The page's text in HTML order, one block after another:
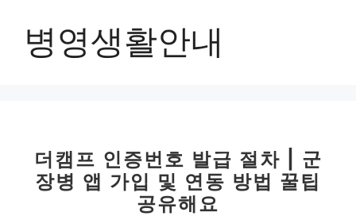
병영생활안내
더캠프 인증번호 발급 절차 | 군
장병 앱 가입 및 연동 방법 꿀팁
공유해요